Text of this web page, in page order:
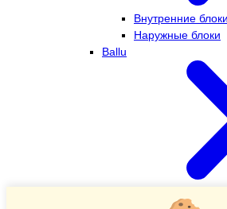
Внутренние блоки
Наружные блоки
Ballu